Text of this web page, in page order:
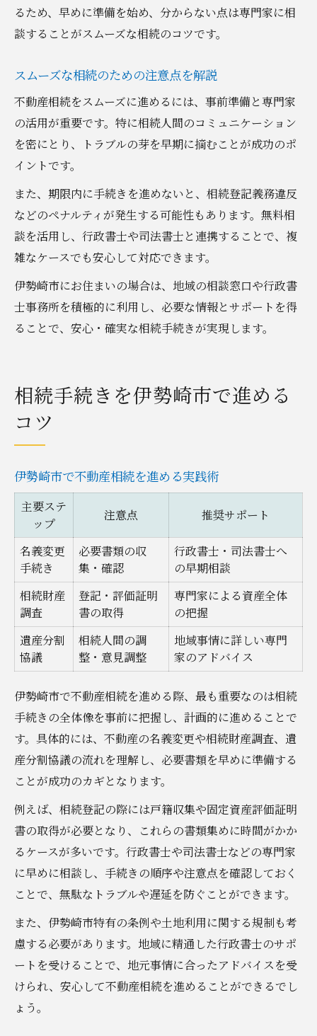
るため、早めに準備を始め、分からない点は専門家に相
談することがスムーズな相続のコツです。
スムーズな相続のための注意点を解説
不動産相続をスムーズに進めるには、事前準備と専門家
の活用が重要です。特に相続人間のコミュニケーション
を密にとり、トラブルの芽を早期に摘むことが成功のポ
イントです。
また、期限内に手続きを進めないと、相続登記義務違反
などのペナルティが発生する可能性もあります。無料相
談を活用し、行政書士や司法書士と連携することで、複
雑なケースでも安心して対応できます。
伊勢崎市にお住まいの場合は、地域の相談窓口や行政書
士事務所を積極的に利用し、必要な情報とサポートを得
ることで、安心・確実な相続手続きが実現します。
相続手続きを伊勢崎市で進める
コツ
伊勢崎市で不動産相続を進める実践術
主要ステ
ップ
注意点 推奨サポート
名義変更
手続き
必要書類の収
集・確認
行政書士・司法書士へ
の早期相談
相続財産
調査
登記・評価証明
書の取得
専門家による資産全体
の把握
遺産分割
協議
相続人間の調
整・意見調整
地域事情に詳しい専門
家のアドバイス
伊勢崎市で不動産相続を進める際、最も重要なのは相続
手続きの全体像を事前に把握し、計画的に進めることで
す。具体的には、不動産の名義変更や相続財産調査、遺
産分割協議の流れを理解し、必要書類を早めに準備する
ことが成功のカギとなります。
例えば、相続登記の際には戸籍収集や固定資産評価証明
書の取得が必要となり、これらの書類集めに時間がかか
るケースが多いです。行政書士や司法書士などの専門家
に早めに相談し、手続きの順序や注意点を確認しておく
ことで、無駄なトラブルや遅延を防ぐことができます。
また、伊勢崎市特有の条例や土地利用に関する規制も考
慮する必要があります。地域に精通した行政書士のサポ
ートを受けることで、地元事情に合ったアドバイスを受
けられ、安心して不動産相続を進めることができるでし
ょう。